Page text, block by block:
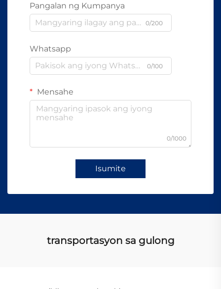
Pangalan ng Kumpanya
0/200
Whatsapp
0/100
Mensahe
0/1000
Isumite
transportasyon sa gulong